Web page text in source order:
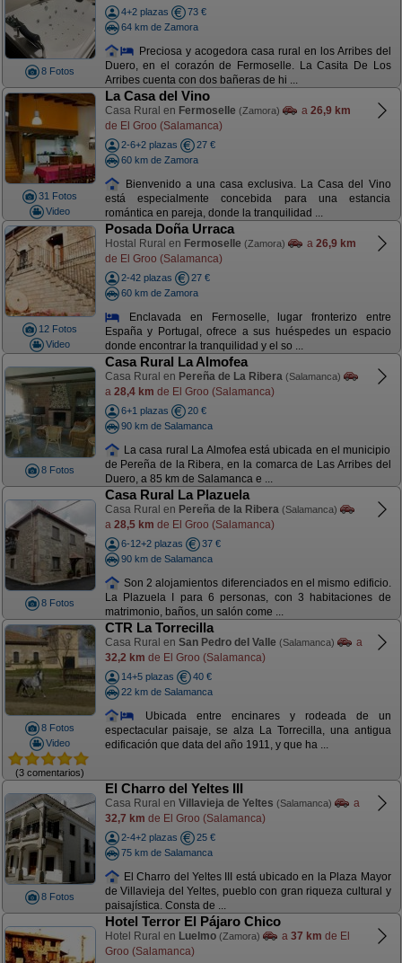
8 Fotos
4+2 plazas
73 €
64 km de Zamora
Preciosa y acogedora casa rural en los Arribes del
Duero, en el corazón de Fermoselle. La Casita De Los
Arribes cuenta con dos bañeras de hi ...
31 Fotos
Video
La Casa del Vino
Casa Rural en Fermoselle (Zamora) a 26,9 km
de El Groo (Salamanca)
2-6+2 plazas
27 €
60 km de Zamora
Bienvenido a una casa exclusiva. La Casa del Vino
está especialmente concebida para una estancia
romántica en pareja, donde la tranquilidad ...
12 Fotos
Video
Posada Doña Urraca
Hostal Rural en Fermoselle (Zamora) a 26,9 km
de El Groo (Salamanca)
2-42 plazas
27 €
60 km de Zamora
Enclavada en Fermoselle, lugar fronterizo entre
España y Portugal, ofrece a sus huéspedes un espacio
donde encontrar la tranquilidad y el so ...
8 Fotos
Casa Rural La Almofea
Casa Rural en Pereña de La Ribera (Salamanca)
a 28,4 km de El Groo (Salamanca)
6+1 plazas
20 €
90 km de Salamanca
La casa rural La Almofea está ubicada en el municipio
de Pereña de la Ribera, en la comarca de Las Arribes del
Duero, a 85 km de Salamanca e ...
8 Fotos
Casa Rural La Plazuela
Casa Rural en Pereña de la Ribera (Salamanca)
a 28,5 km de El Groo (Salamanca)
6-12+2 plazas
37 €
90 km de Salamanca
Son 2 alojamientos diferenciados en el mismo edificio.
La Plazuela I para 6 personas, con 3 habitaciones de
matrimonio, baños, un salón come ...
8 Fotos
Video
(3 comentarios)
CTR La Torrecilla
Casa Rural en San Pedro del Valle (Salamanca)
a
32,2 km de El Groo (Salamanca)
14+5 plazas
40 €
22 km de Salamanca
Ubicada entre encinares y rodeada de un
espectacular paisaje, se alza La Torrecilla, una antigua
edificación que data del año 1911, y que ha ...
8 Fotos
El Charro del Yeltes III
Casa Rural en Villavieja de Yeltes (Salamanca)
a
32,7 km de El Groo (Salamanca)
2-4+2 plazas
25 €
75 km de Salamanca
El Charro del Yeltes III está ubicado en la Plaza Mayor
de Villavieja del Yeltes, pueblo con gran riqueza cultural y
paisajística. Consta de ...
Hotel Terror El Pájaro Chico
Hotel Rural en Luelmo (Zamora) a 37 km de El
Groo (Salamanca)